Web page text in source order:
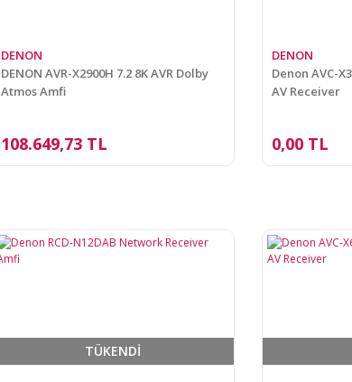
DENON
DENON AVR-X2900H 7.2 8K AVR Dolby
Atmos Amfi
108.649,73 TL
DENON
Denon AVC-
AV Receiver
0,00 TL
TÜKENDİ